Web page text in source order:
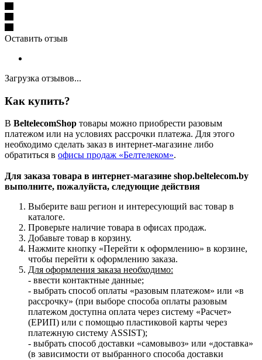
Оставить отзыв
Загрузка отзывов...
Как купить?
В BeltelecomShop товары можно приобрести разовым
платежом или на условиях рассрочки платежа. Для этого
необходимо сделать заказ в интернет-магазине либо
обратиться в офисы продаж «Белтелеком».
Для заказа товара в интернет-магазине shop.beltelecom.by
выполните, пожалуйста, следующие действия
Выберите ваш регион и интересующий вас товар в
каталоге.
Проверьте наличие товара в офисах продаж.
Добавьте товар в корзину.
Нажмите кнопку «Перейти к оформлению» в корзине,
чтобы перейти к оформлению заказа.
Для оформления заказа необходимо:
- ввести контактные данные;
- выбрать способ оплаты «разовым платежом» или «в
рассрочку» (при выборе способа оплаты разовым
платежом доступна оплата через систему «Расчет»
(ЕРИП) или с помощью пластиковой карты через
платежную систему ASSIST);
- выбрать способ доставки «самовывоз» или «доставка»
(в зависимости от выбранного способа доставки